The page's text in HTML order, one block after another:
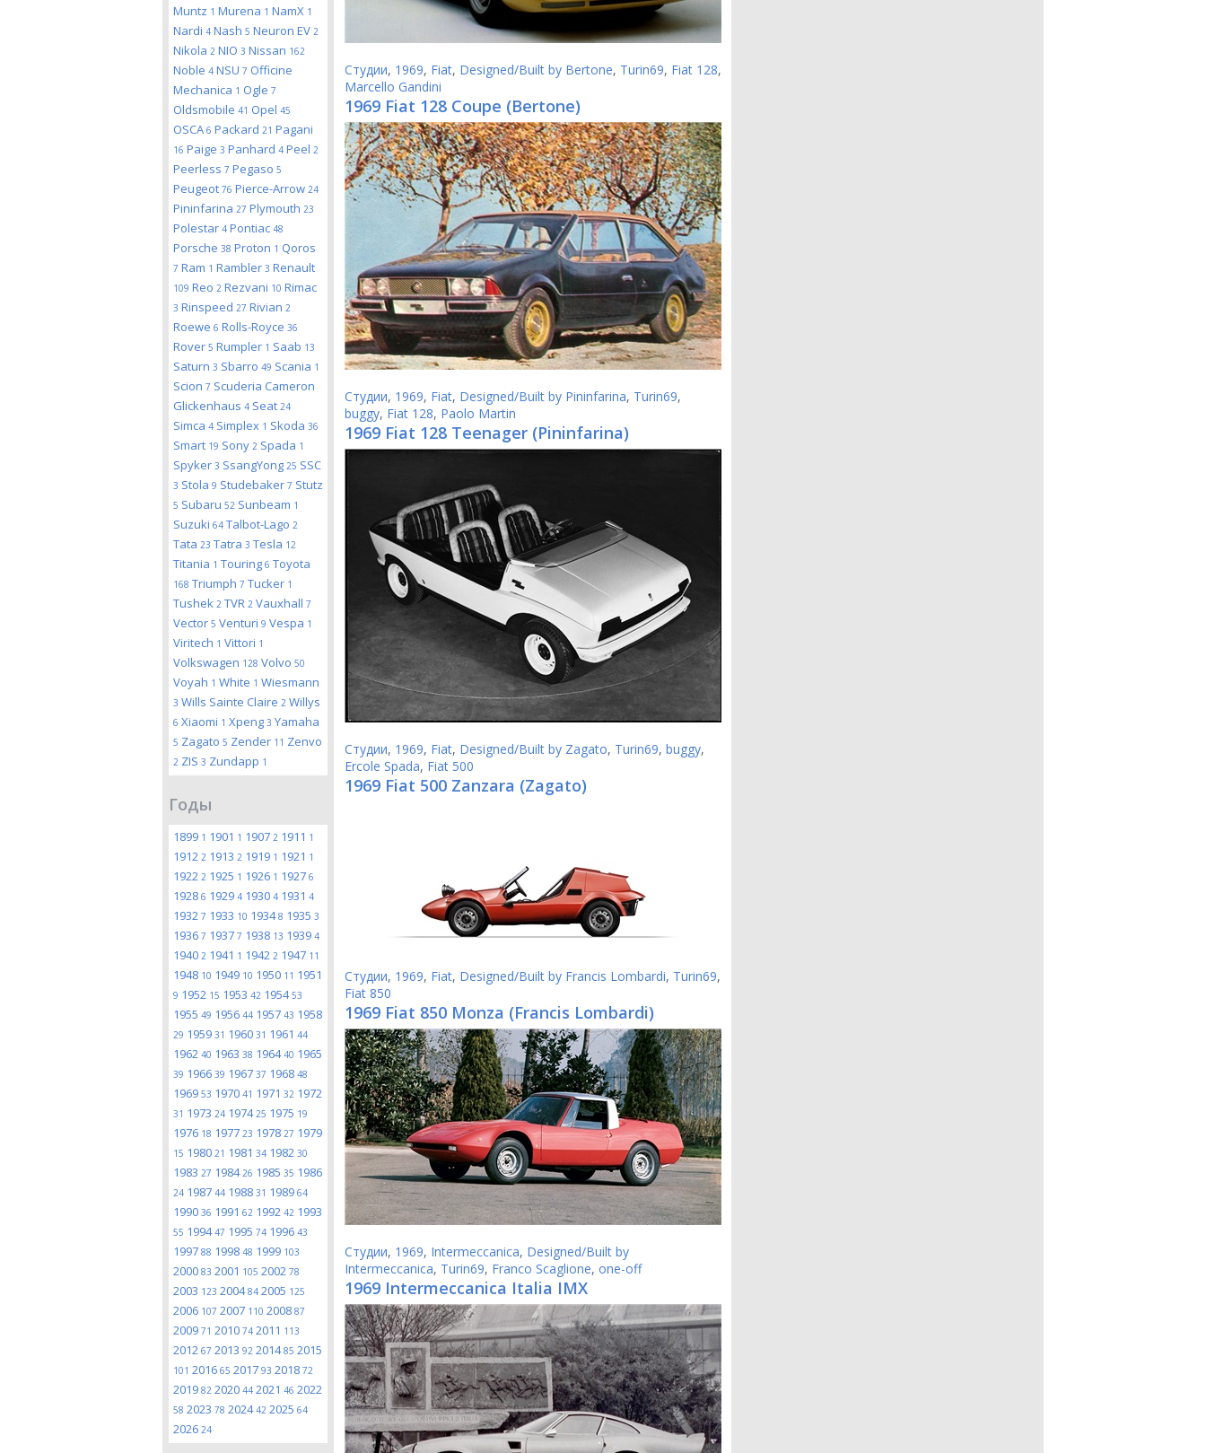
Muntz 1 Murena 1 NamX 1
Nardi 4 Nash 5 Neuron EV 2
Nikola 2 NIO 3 Nissan 162
Noble 4 NSU 7 Officine
Mechanica 1 Ogle 7
Oldsmobile 41 Opel 45
OSCA 6 Packard 21 Pagani
16 Paige 3 Panhard 4 Peel 2
Peerless 7 Pegaso 5
Peugeot 76 Pierce-Arrow 24
Pininfarina 27 Plymouth 23
Polestar 4 Pontiac 48
Porsche 38 Proton 1 Qoros
7 Ram 1 Rambler 3 Renault
109 Reo 2 Rezvani 10 Rimac
3 Rinspeed 27 Rivian 2
Roewe 6 Rolls-Royce 36
Rover 5 Rumpler 1 Saab 13
Saturn 3 Sbarro 49 Scania 1
Scion 7 Scuderia Cameron
Glickenhaus 4 Seat 24
Simca 4 Simplex 1 Skoda 36
Smart 19 Sony 2 Spada 1
Spyker 3 SsangYong 25 SSC
3 Stola 9 Studebaker 7 Stutz
5 Subaru 52 Sunbeam 1
Suzuki 64 Talbot-Lago 2
Tata 23 Tatra 3 Tesla 12
Titania 1 Touring 6 Toyota
168 Triumph 7 Tucker 1
Tushek 2 TVR 2 Vauxhall 7
Vector 5 Venturi 9 Vespa 1
Viritech 1 Vittori 1
Volkswagen 128 Volvo 50
Voyah 1 White 1 Wiesmann
3 Wills Sainte Claire 2 Willys
6 Xiaomi 1 Xpeng 3 Yamaha
5 Zagato 5 Zender 11 Zenvo
2 ZIS 3 Zundapp 1
Годы
1899 1 1901 1 1907 2 1911 1
1912 2 1913 2 1919 1 1921 1
1922 2 1925 1 1926 1 1927 6
1928 6 1929 4 1930 4 1931 4
1932 7 1933 10 19348 1935 3
1936 7 1937 7 1938 13 1939 4
1940 2 1941 1 1942 2 1947 11
1948 10 1949 10 1950 11 1951
9 1952 15 1953 42 195453
1955 49 1956 44 1957 43 1958
29 1959 31 1960 31 1961 44
1962 40 1963 38 196440 1965
39 1966 39 1967 37 1968 48
1969 53 1970 41 1971 32 1972
31 1973 24 197425 1975 19
1976 18 1977 23 1978 27 1979
15 1980 21 1981 34 1982 30
1983 27 198426 1985 35 1986
24 1987 44 1988 31 1989 64
1990 36 1991 62 1992 42 1993
55 199447 1995 74 1996 43
1997 88 1998 48 1999 103
2000 83 2001 105 2002 78
2003 123 200484 2005 125
2006 107 2007 110 2008 87
2009 71 2010 74 2011 113
2012 67 2013 92 201485 2015
101 2016 65 2017 93 2018 72
2019 82 2020 44 2021 46 2022
58 2023 78 202442 2025 64
2026 24
Студии, 1969, Fiat, Designed/Built by Bertone, Turin69, Fiat 128,
Marcello Gandini
1969 Fiat 128 Coupe (Bertone)
Студии, 1969, Fiat, Designed/Built by Pininfarina, Turin69,
buggy, Fiat 128, Paolo Martin
1969 Fiat 128 Teenager (Pininfarina)
Студии, 1969, Fiat, Designed/Built by Zagato, Turin69, buggy,
Ercole Spada, Fiat 500
1969 Fiat 500 Zanzara (Zagato)
Студии, 1969, Fiat, Designed/Built by Francis Lombardi, Turin69,
Fiat 850
1969 Fiat 850 Monza (Francis Lombardi)
Студии, 1969, Intermeccanica, Designed/Built by
Intermeccanica, Turin69, Franco Scaglione, one-off
1969 Intermeccanica Italia IMX